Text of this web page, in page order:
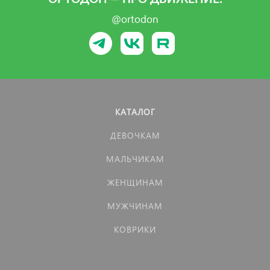
@ortodon
КАТАЛОГ
ДЕВОЧКАМ
МАЛЬЧИКАМ
ЖЕНЩИНАМ
МУЖЧИНАМ
КОВРИКИ